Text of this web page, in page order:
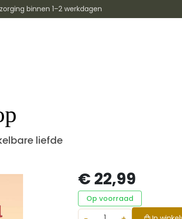
binnen 1–2 werkdagen
liefde
€ 22,99
Op voorraad